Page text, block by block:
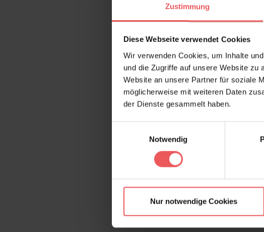
Zustimmung
Diese Webseite verwendet Cookies
Wir verwenden Cookies, um Inhalte
und die Zugriffe auf unsere Website zu
Website an unsere Partner für soziale
möglicherweise mit weiteren Daten
der Dienste gesammelt haben.
Notwendig
Nur notwendige Cookies